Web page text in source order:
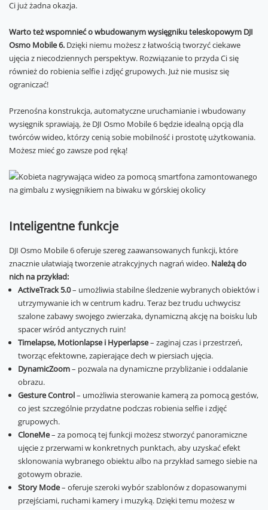
Ci już żadna okazja.
Warto też wspomnieć o wbudowanym wysięgniku teleskopowym DJI
Osmo Mobile 6. Dzięki niemu możesz z łatwością tworzyć ciekawe
ujęcia z niecodziennych perspektyw. Rozwiązanie to przyda Ci się
również do robienia selfie i zdjęć grupowych. Już nie musisz się
ograniczać!
Przenośna konstrukcja, automatyczne uruchamianie i wbudowany
wysięgnik sprawiają, że DJI Osmo Mobile 6 będzie idealną opcją dla
twórców wideo, którzy cenią sobie mobilność i prostotę użytkowania.
Możesz mieć go zawsze pod ręką!
Inteligentne funkcje
DJI Osmo Mobile 6 oferuje szereg zaawansowanych funkcji, które
znacznie ułatwiają tworzenie atrakcyjnych nagrań wideo. Należą do
nich na przykład:
ActiveTrack 5.0– umożliwia stabilne śledzenie wybranych obiektów i
utrzymywanie ich w centrum kadru. Teraz bez trudu uchwycisz
szalone zabawy swojego zwierzaka, dynamiczną akcję na boisku lub
spacer wśród antycznych ruin!
Timelapse, Motionlapse i Hyperlapse– zaginaj czas i przestrzeń,
tworząc efektowne, zapierające dech w piersiach ujęcia.
DynamicZoom– pozwala na dynamiczne przybliżanie i oddalanie
obrazu.
Gesture Control– umożliwia sterowanie kamerą za pomocą gestów,
co jest szczególnie przydatne podczas robienia selfie i zdjęć
grupowych.
CloneMe– za pomocą tej funkcji możesz stworzyć panoramiczne
ujęcie z przerwami w konkretnych punktach, aby uzyskać efekt
sklonowania wybranego obiektu albo na przykład samego siebie na
gotowym obrazie.
Story Mode– oferuje szeroki wybór szablonów z dopasowanymi
przejściami, ruchami kamery i muzyką. Dzięki temu możesz w